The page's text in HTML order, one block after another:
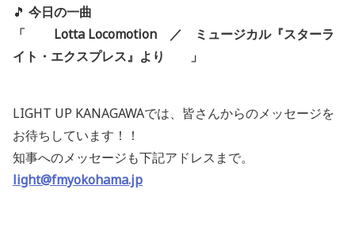
🎵 今日の一曲
「 Lotta Locomotion ／ ミュージカル『スターラ
イト・エクスプレス』より
」
LIGHT UP KANAGAWAでは、皆さんからのメッセージを
お待ちしています！！
知事へのメッセージも下記アドレスまで。
light@fmyokohama.jp